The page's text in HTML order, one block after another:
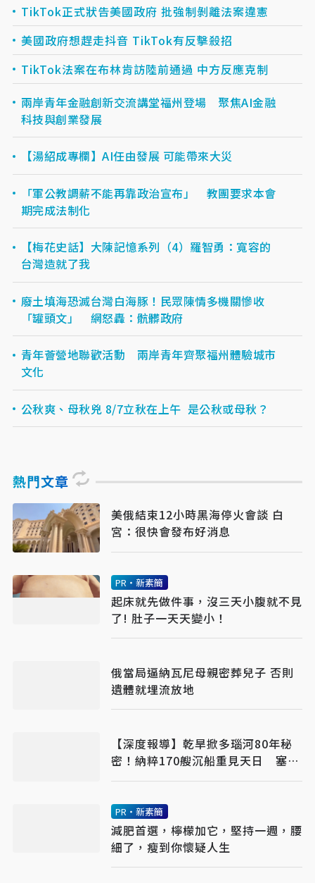
TikTok正式狀告美國政府 批強制剝離法案違憲
美國政府想趕走抖音 TikTok有反擊殺招
TikTok法案在布林肯訪陸前通過 中方反應克制
兩岸青年金融創新交流講堂福州登場 聚焦AI金融
科技與創業發展
【湯紹成專欄】AI任由發展 可能帶來大災
「軍公教調薪不能再靠政治宣布」 教團要求本會
期完成法制化
【梅花史話】大陳記憶系列（4）羅智勇：寬容的
台灣造就了我
廢土填海恐滅台灣白海豚！民眾陳情多機關慘收
「罐頭文」 網怒轟：骯髒政府
青年薈營地聯歡活動 兩岸青年齊聚福州體驗城市
文化
公秋爽、母秋兇 8/7立秋在上午 是公秋或母秋？
熱門文章
美俄結束12小時黑海停火會談 白
宮：很快會發布好消息
PR・新素簡
起床就先做件事，沒三天小腹就不見
了! 肚子一天天變小！
俄當局逼納瓦尼母親密葬兒子 否則
遺體就埋流放地
【深度報導】乾旱掀多瑙河80年秘
密！納粹170艘沉船重見天日 塞爾
維亞砸數億清障救航運命脈
PR・新素簡
減肥首選，檸檬加它，堅持一週，腰
細了，瘦到你懷疑人生